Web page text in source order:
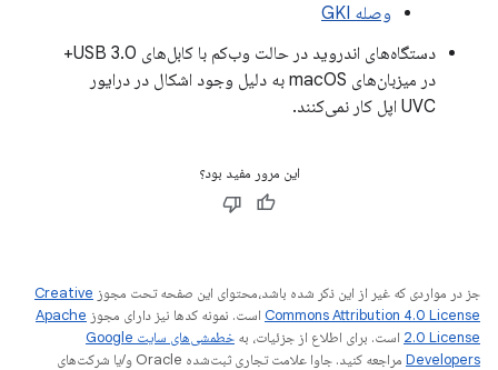
وصله GKI
دستگاه‌های اندروید در حالت وب‌کم با کابل‌های USB 3.0+
در میزبان‌های macOS به دلیل وجود اشکال در درایور
UVC اپل کار نمی‌کنند.
این مرور مفید بود؟
جز در مواردی که غیر از این ذکر شده باشد،‌محتوای این صفحه تحت مجوز Creative
Commons Attribution 4.0 License است. نمونه کدها نیز دارای مجوز Apache
2.0 License است. برای اطلاع از جزئیات، به
خطمشی‌های سایت Google
Developers‏
مراجعه کنید. جاوا علامت تجاری ثبت‌شده Oracle و/یا شرکت‌های